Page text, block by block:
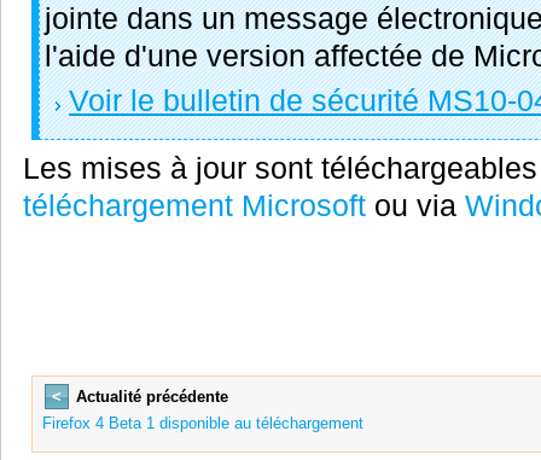
jointe dans un message
l'aide d'une version affectée de
Voir le bulletin de sécurité MS10-
Les mises à jour sont
téléchargement Microsoftou via
<
Actualité précédente
Firefox 4 Beta 1 disponible au téléchargement